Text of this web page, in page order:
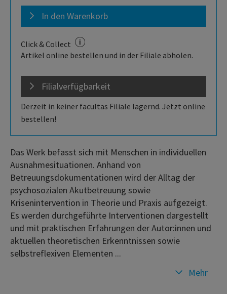
In den Warenkorb
Click & Collect
Artikel online bestellen und in der Filiale abholen.
Filialverfügbarkeit
Derzeit in keiner facultas Filiale lagernd. Jetzt online
bestellen!
Das Werk befasst sich mit Menschen in individuellen
Ausnahmesituationen. Anhand von
Betreuungsdokumentationen wird der Alltag der
psychosozialen Akutbetreuung sowie
Krisenintervention in Theorie und Praxis aufgezeigt.
Es werden durchgeführte Interventionen dargestellt
und mit praktischen Erfahrungen der Autor:innen und
aktuellen theoretischen Erkenntnissen sowie
selbstreflexiven Elementen ...
Mehr